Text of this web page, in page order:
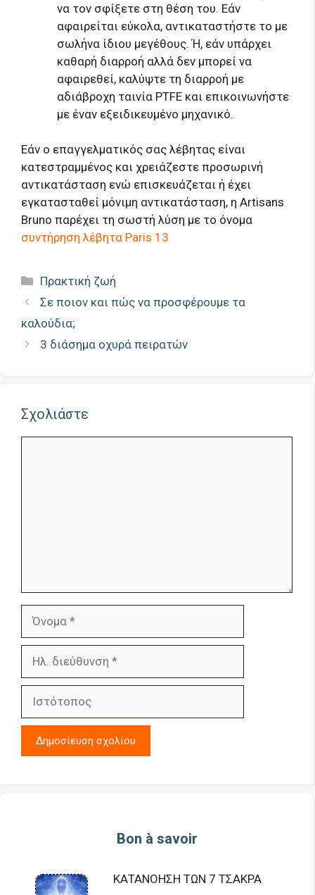
να τον σφίξετε στη θέση του. Εάν
αφαιρείται εύκολα, αντικαταστήστε το με
σωλήνα ίδιου μεγέθους. Ή, εάν υπάρχει
καθαρή διαρροή αλλά δεν μπορεί να
αφαιρεθεί, καλύψτε τη διαρροή με
αδιάβροχη ταινία PTFE και επικοινωνήστε
με έναν εξειδικευμένο μηχανικό.
Εάν ο επαγγελματικός σας λέβητας είναι
κατεστραμμένος και χρειάζεστε προσωρινή
αντικατάσταση ενώ επισκευάζεται ή έχει
εγκατασταθεί μόνιμη αντικατάσταση, η Artisans
Bruno παρέχει τη σωστή λύση με το όνομα
συντήρηση λέβητα Paris 13
Κατηγορίες
Πρακτική ζωή
Σε ποιον και πώς να προσφέρουμε τα
καλούδια;
3 διάσημα οχυρά πειρατών
Σχολιάστε
Όνομα
Ιστότοπος
Bon à savoir
ΚΑΤΑΝΟΗΣΗ ΤΩΝ 7 ΤΣΑΚΡΑ